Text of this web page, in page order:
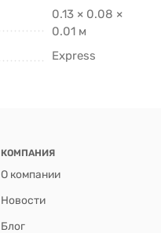
0.13 × 0.08 ×
0.01 м
Express
КОМПАНИЯ
О компании
Новости
Блог